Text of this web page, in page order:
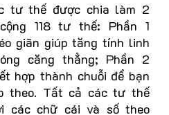
tư thế được chia làm 2
118 tư thế: Phần 1
giãn giúp tăng tính linh
căng thẳng; Phần 2
hợp thành chuỗi để bạn
theo. Tất cả các tư thế
các chữ cái và số theo